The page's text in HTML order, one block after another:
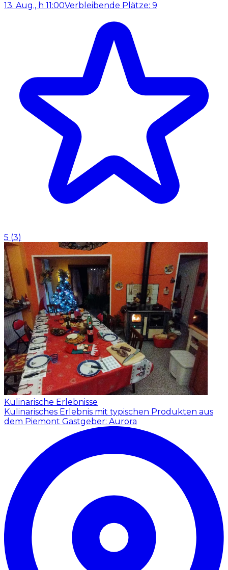
13. Aug., h 11:00Verbleibende Plätze: 9
5 (3)
Kulinarische Erlebnisse
Kulinarisches Erlebnis mit typischen Produkten aus
dem Piemont Gastgeber: Aurora